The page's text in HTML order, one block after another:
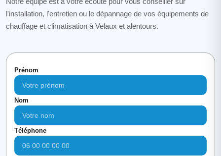
l'installation, l'entretien ou le dépannage de vos équipements de
chauffage et climatisation à Velaux et alentours.
Prénom
Nom
Téléphone